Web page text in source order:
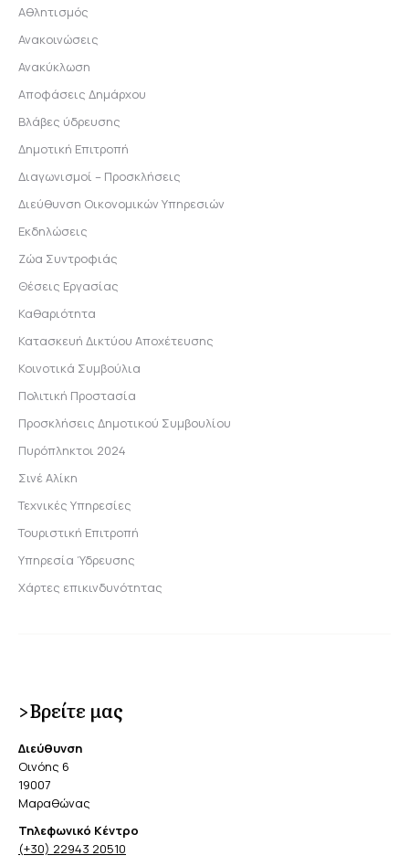
Αθλητισμός
Ανακοινώσεις
Ανακύκλωση
Αποφάσεις Δημάρχου
Βλάβες ύδρευσης
Δημοτική Επιτροπή
Διαγωνισμοί – Προσκλήσεις
Διεύθυνση Οικονομικών Υπηρεσιών
Εκδηλώσεις
Ζώα Συντροφιάς
Θέσεις Εργασίας
Καθαριότητα
Κατασκευή Δικτύου Αποχέτευσης
Κοινοτικά Συμβούλια
Πολιτική Προστασία
Προσκλήσεις Δημοτικού Συμβουλίου
Πυρόπληκτοι 2024
Σινέ Αλίκη
Τεχνικές Υπηρεσίες
Τουριστική Επιτροπή
Υπηρεσία Ύδρευσης
Χάρτες επικινδυνότητας
>Βρείτε μας
Διεύθυνση
Οινόης 6
19007
Μαραθώνας
Τηλεφωνικό Κέντρο
(+30) 22943 20510